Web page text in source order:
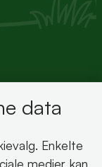
data
Enkelte
medier kan